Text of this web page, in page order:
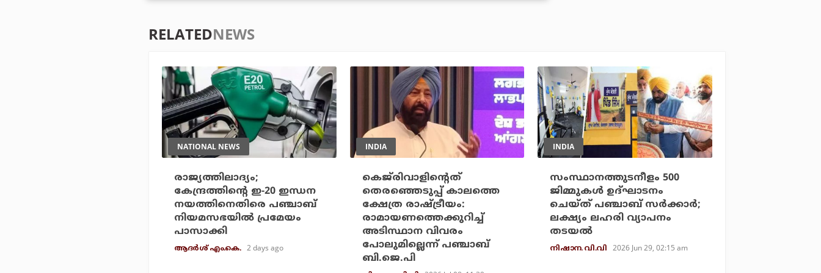
RELATEDNEWS
NATIONAL NEWS
രാജ്യത്തിലാദ്യം;
കേന്ദ്രത്തിന്റെ ഇ-20 ഇന്ധന
നയത്തിനെതിരെ പഞ്ചാബ്
നിയമസഭയില്‍ പ്രമേയം
പാസാക്കി
ആദർശ് എം.കെ. 2 days ago
INDIA
കെജ്‌രിവാളിന്റെത്
തെരഞ്ഞെടുപ്പ് കാലത്തെ
ക്ഷേത്ര രാഷ്ട്രീയം:
രാമായണത്തെക്കുറിച്ച്
അടിസ്ഥാന വിവരം
പോലുമില്ലെന്ന് പഞ്ചാബ്
ബി.ജെ.പി
INDIA
സംസ്ഥാനത്തുടനീളം 500
ജിമ്മുകള്‍ ഉദ്ഘാടനം
ചെയ്ത് പഞ്ചാബ് സര്‍ക്കാര്‍;
ലക്ഷ്യം ലഹരി വ്യാപനം
തടയല്‍
നിഷാന. വി.വി 2026 Jun 29, 02:15 am